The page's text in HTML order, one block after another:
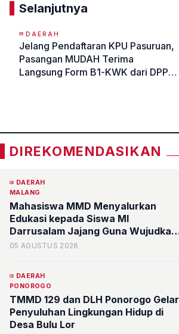
Selanjutnya
DAERAH
Jelang Pendaftaran KPU Pasuruan,
Pasangan MUDAH Terima
Langsung Form B1-KWK dari DPP
DIREKOMENDASIKAN
DAERAH
MALANG
Mahasiswa MMD Menyalurkan
Edukasi kepada Siswa MI
Darrusalam Jajang Guna Wujudkan
Kemandirian Pangan Lewat Program
05 AGUSTUS 2026
DAERAH
PONOROGO
TMMD 129 dan DLH Ponorogo Gelar
Penyuluhan Lingkungan Hidup di
Desa Bulu Lor